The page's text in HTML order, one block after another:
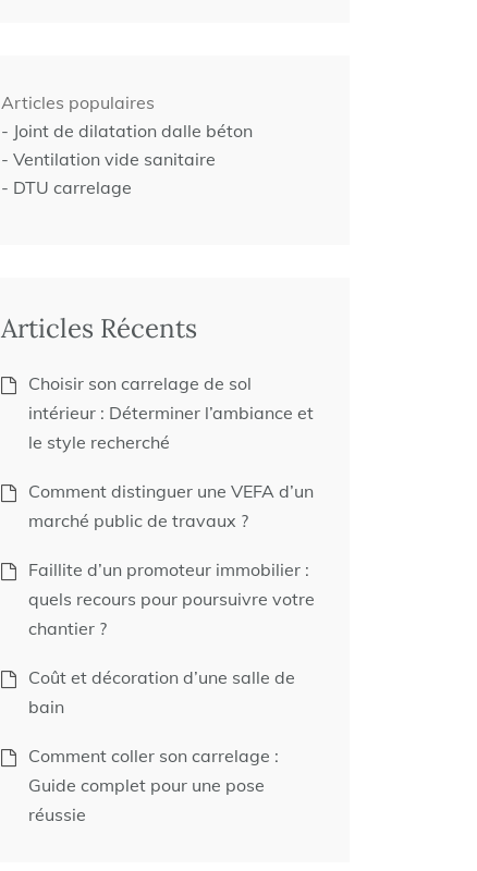
Articles populaires
- Joint de dilatation dalle béton
- Ventilation vide sanitaire
- DTU carrelage
Articles Récents
Choisir son carrelage de sol
intérieur : Déterminer l’ambiance et
le style recherché
Comment distinguer une VEFA d’un
marché public de travaux ?
Faillite d’un promoteur immobilier :
quels recours pour poursuivre votre
chantier ?
Coût et décoration d’une salle de
bain
Comment coller son carrelage :
Guide complet pour une pose
réussie